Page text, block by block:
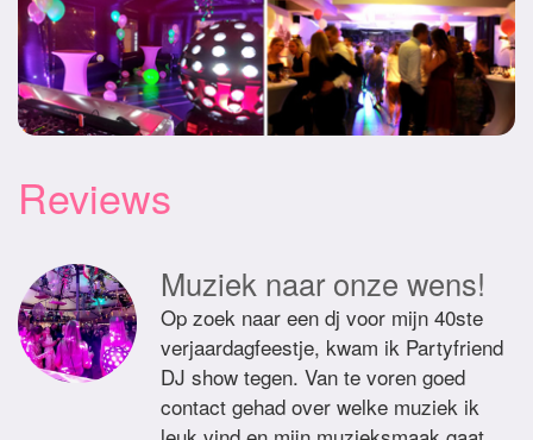
Reviews
Muziek naar onze wens!
Op zoek naar een dj voor mijn 40ste
verjaardagfeestje, kwam ik Partyfriend
DJ show tegen. Van te voren goed
contact gehad over welke muziek ik